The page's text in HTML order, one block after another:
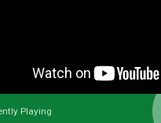
Playing